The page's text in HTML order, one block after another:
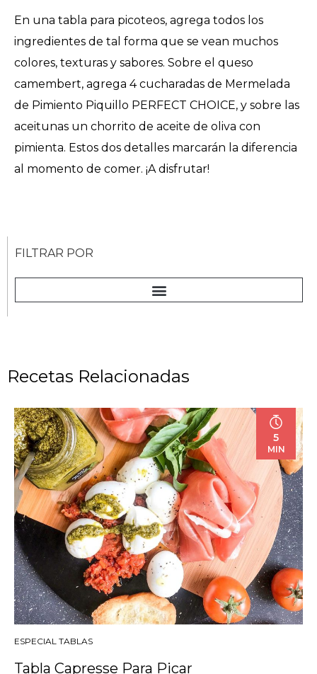
En una tabla para picoteos, agrega todos los
ingredientes de tal forma que se vean muchos
colores, texturas y sabores. Sobre el queso
camembert, agrega 4 cucharadas de Mermelada
de Pimiento Piquillo PERFECT CHOICE, y sobre las
aceitunas un chorrito de aceite de oliva con
pimienta. Estos dos detalles marcarán la diferencia
al momento de comer. ¡A disfrutar!
FILTRAR POR
Recetas Relacionadas
5
MIN
ESPECIAL TABLAS
Tabla Capresse Para Picar